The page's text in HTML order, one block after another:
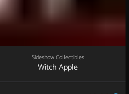
Sideshow Collectibles
Witch Apple